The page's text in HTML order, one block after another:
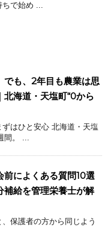
ちで始め ...
でも、2年目も農業は思
海道・天塩町“0から
はひと安心 北海道・天塩
間。 ...
前によくある質問10選
補給を管理栄養士が解
保護者の方から同じよう